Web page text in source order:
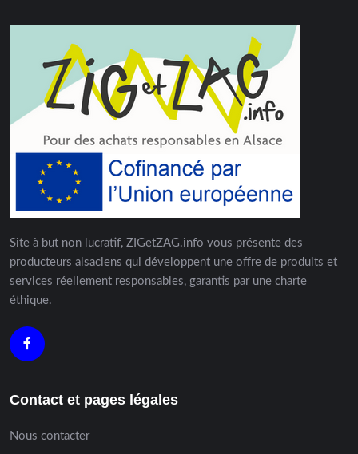
Site à but non lucratif, ZIGetZAG.info vous présente des
producteurs alsaciens qui développent une offre de produits et
services réellement responsables, garantis par une charte
éthique.
Contact et pages légales
Nous contacter